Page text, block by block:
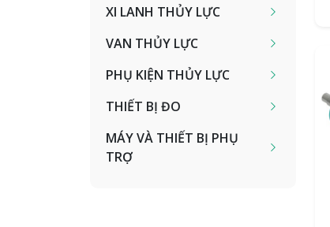
XI LANH THỦY LỰC
VAN THỦY LỰC
PHỤ KIỆN THỦY LỰC
THIẾT BỊ ĐO
MÁY VÀ THIẾT BỊ PHỤ
TRỢ